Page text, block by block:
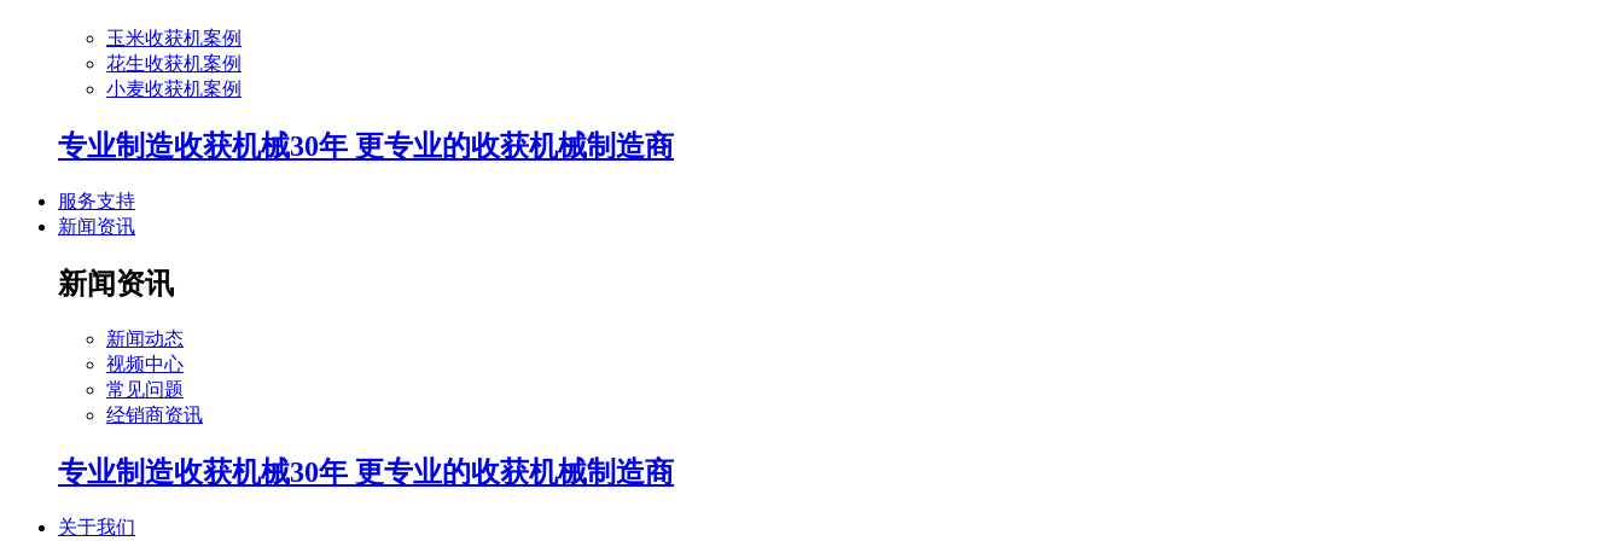
玉米收获机案例
花生收获机案例
小麦收获机案例
专业制造收获机械30年 更专业的收获机械制造商
服务支持
新闻资讯
新闻资讯
新闻动态
视频中心
常见问题
经销商资讯
专业制造收获机械30年 更专业的收获机械制造商
关于我们